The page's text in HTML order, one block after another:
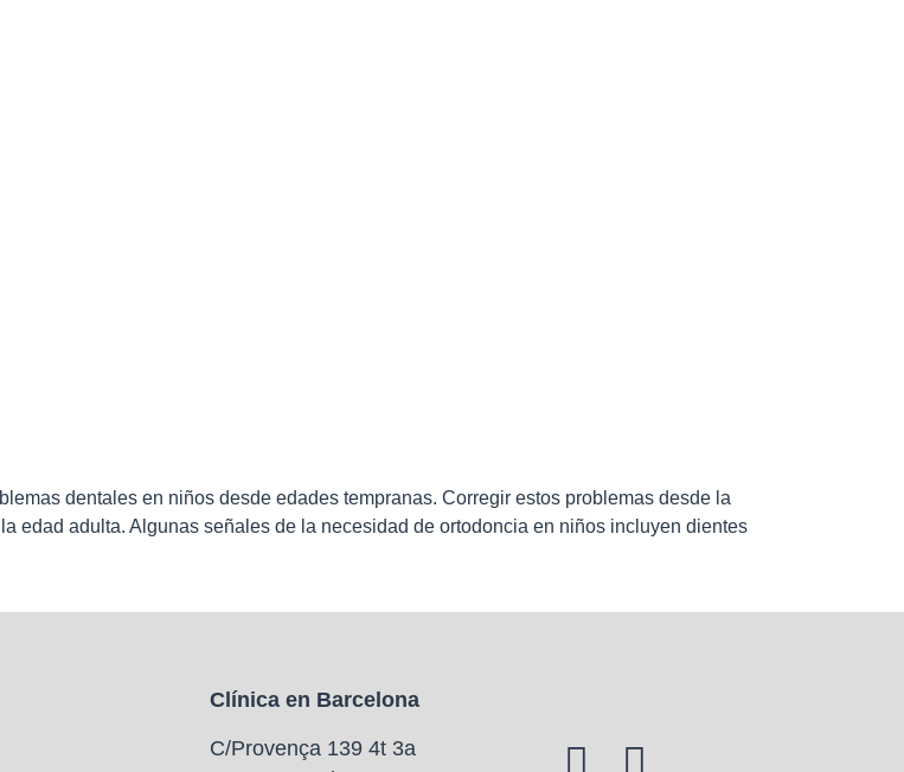
dentales en niños desde edades tempranas. Corregir estos problemas desde la
edad adulta. Algunas señales de la necesidad de ortodoncia en niños incluyen dientes
Clínica en Barcelona
C/Provença 139 4t 3a